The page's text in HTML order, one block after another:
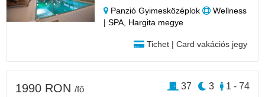
Panzió Gyimesközéplok
Wellness
| SPA, Hargita megye
Tichet | Card vakációs jegy
1990 RON /fő 1 - 74
3
37